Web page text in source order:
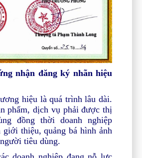
nhận đăng ký nhãn hiệu
hiệu là quá trình lâu dài.
phẩm, dịch vụ phải được thị
đồng thời doanh nghiệp
giới thiệu, quảng bá hình ảnh
tiêu dùng.